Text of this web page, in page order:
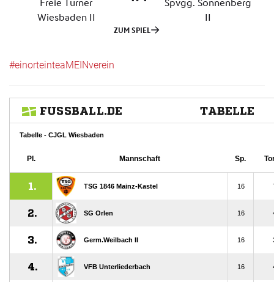
#einorteinteaMEINverein